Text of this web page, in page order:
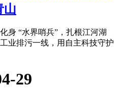
山
身 “水界哨兵”，扎根江河湖
业排污一线，用自主科技守护
29